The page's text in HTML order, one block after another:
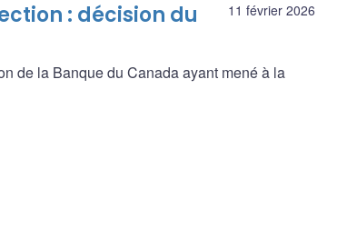
11 février 2026
: décision du
de la Banque du Canada ayant mené à la